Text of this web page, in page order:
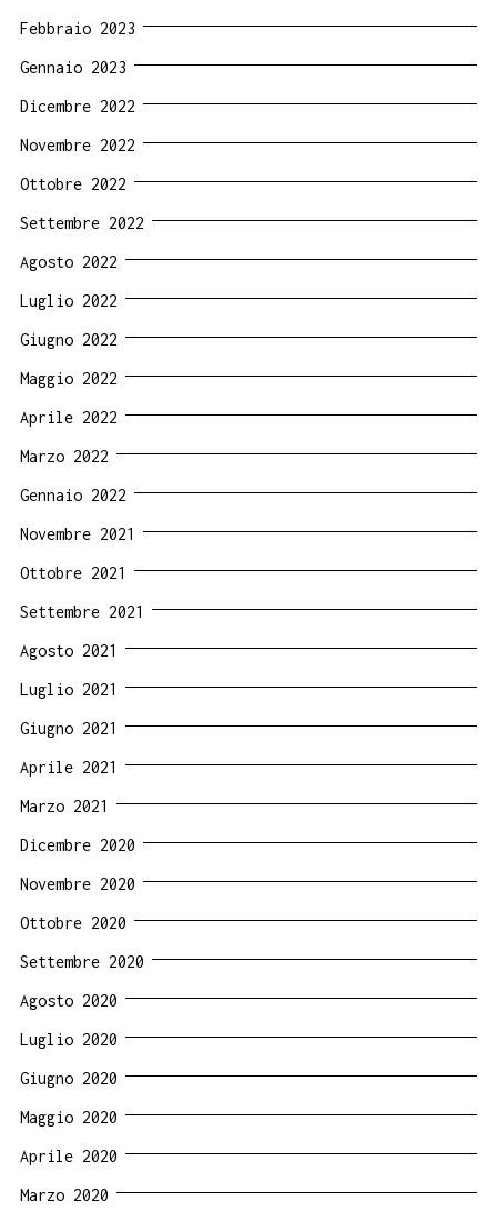
Febbraio 2023
Gennaio 2023
Dicembre 2022
Novembre 2022
Ottobre 2022
Settembre 2022
Agosto 2022
Luglio 2022
Giugno 2022
Maggio 2022
Aprile 2022
Marzo 2022
Gennaio 2022
Novembre 2021
Ottobre 2021
Settembre 2021
Agosto 2021
Luglio 2021
Giugno 2021
Aprile 2021
Marzo 2021
Dicembre 2020
Novembre 2020
Ottobre 2020
Settembre 2020
Agosto 2020
Luglio 2020
Giugno 2020
Maggio 2020
Aprile 2020
Marzo 2020